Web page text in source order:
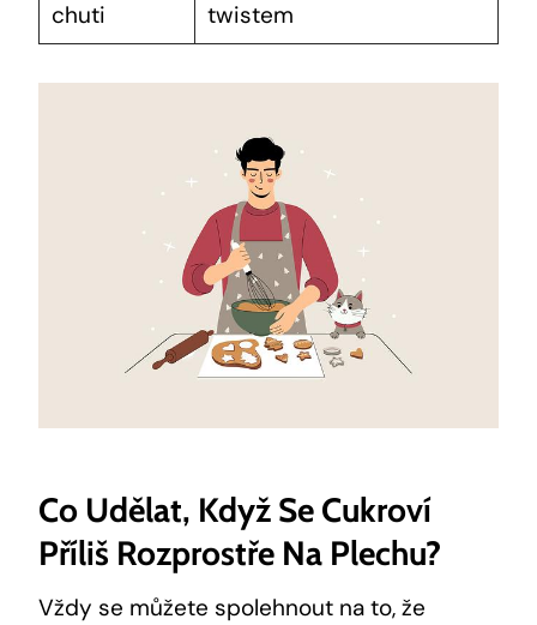
chuti
twistem
Co​ Udělat, Když ⁤se Cukroví
Příliš ‌rozprostře Na ​plechu?
Vždy se můžete⁤ spolehnout‍ na to, ‍že